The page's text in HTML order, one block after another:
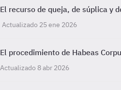
El recurso de queja, de súplica y
Actualizado 25 ene 2026
El procedimiento de Habeas
Actualizado 8 abr 2026